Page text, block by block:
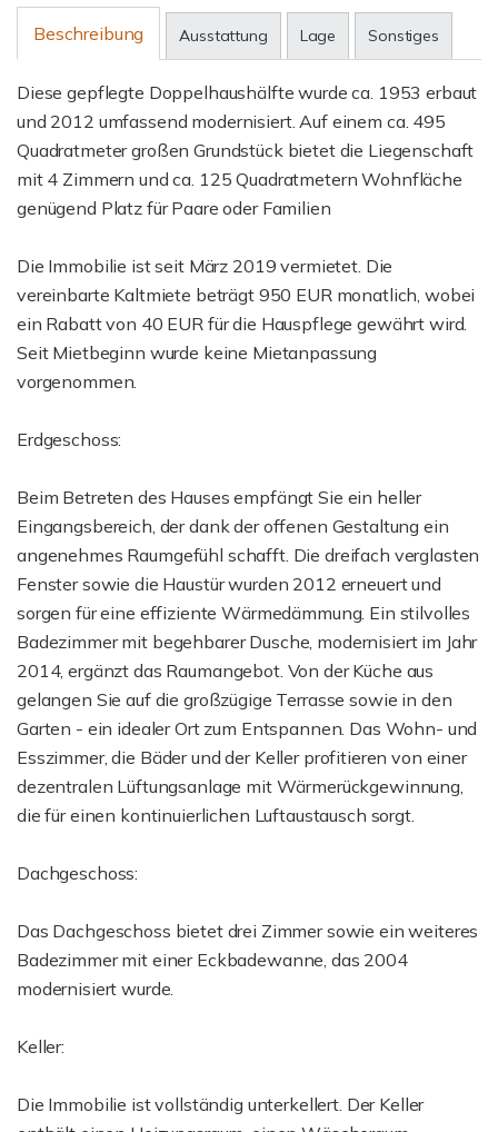
Beschreibung Ausstattung Lage Sonstiges
Diese gepflegte Doppelhaushälfte wurde ca. 1953 erbaut
und 2012 umfassend modernisiert. Auf einem ca. 495
Quadratmeter großen Grundstück bietet die Liegenschaft
mit 4 Zimmern und ca. 125 Quadratmetern Wohnfläche
genügend Platz für Paare oder Familien
Die Immobilie ist seit März 2019 vermietet. Die
vereinbarte Kaltmiete beträgt 950 EUR monatlich, wobei
ein Rabatt von 40 EUR für die Hauspflege gewährt wird.
Seit Mietbeginn wurde keine Mietanpassung
vorgenommen.
Erdgeschoss:
Beim Betreten des Hauses empfängt Sie ein heller
Eingangsbereich, der dank der offenen Gestaltung ein
angenehmes Raumgefühl schafft. Die dreifach verglasten
Fenster sowie die Haustür wurden 2012 erneuert und
sorgen für eine effiziente Wärmedämmung. Ein stilvolles
Badezimmer mit begehbarer Dusche, modernisiert im Jahr
2014, ergänzt das Raumangebot. Von der Küche aus
gelangen Sie auf die großzügige Terrasse sowie in den
Garten - ein idealer Ort zum Entspannen. Das Wohn- und
Esszimmer, die Bäder und der Keller profitieren von einer
dezentralen Lüftungsanlage mit Wärmerückgewinnung,
die für einen kontinuierlichen Luftaustausch sorgt.
Dachgeschoss:
Das Dachgeschoss bietet drei Zimmer sowie ein weiteres
Badezimmer mit einer Eckbadewanne, das 2004
modernisiert wurde.
Keller:
Die Immobilie ist vollständig unterkellert. Der Keller